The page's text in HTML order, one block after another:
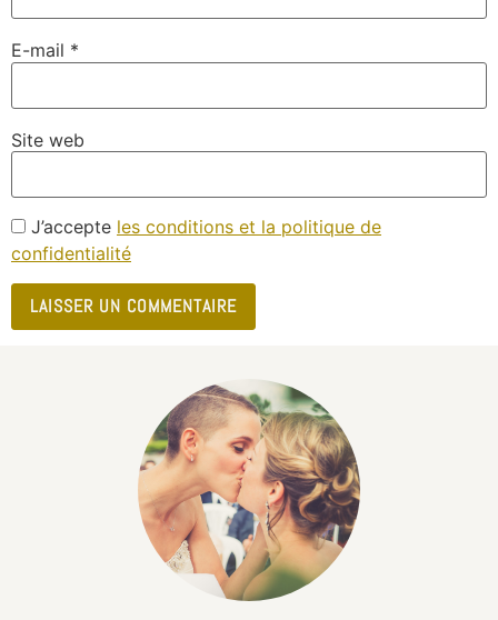
E-mail *
Site web
J’accepte les conditions et la politique de
confidentialité